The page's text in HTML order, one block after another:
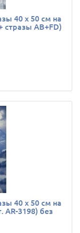
40 х 50 см на
AB+FD)
40 х 50 см на
AR-3198) без